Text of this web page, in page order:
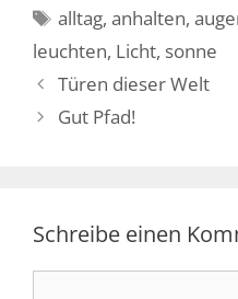
Schlagwörter
alltag,anhalten,
leuchten, Licht, sonne
Türen dieser Welt
Gut Pfad!
Schreibe einen